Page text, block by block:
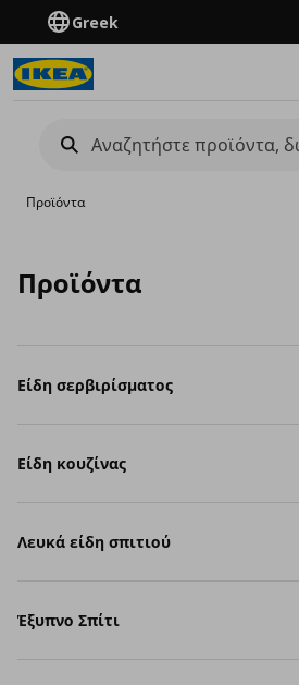
Greek
Προϊόντα
Προϊόντα
Είδη σερβιρίσματος
Είδη κουζίνας
Λευκά είδη σπιτιού
Έξυπνο Σπίτι